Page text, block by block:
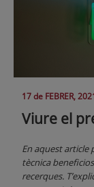
17 de FEBRER,
Viure el
En aquest article
tècnica
recerques.